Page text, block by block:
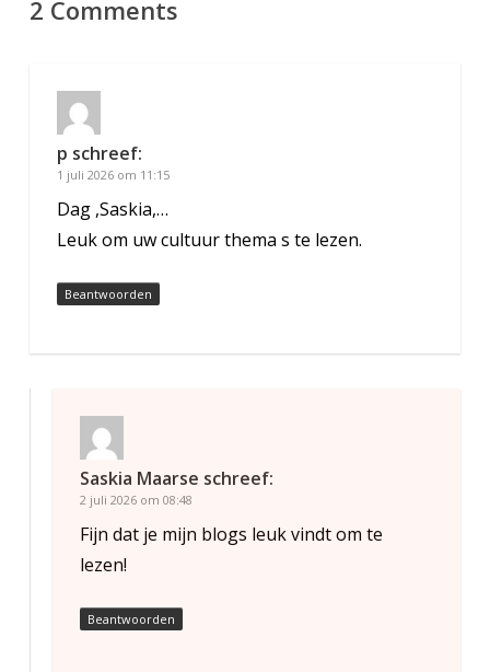
2 Comments
p schreef:
1 juli 2026 om 11:15
Dag ,Saskia,…
Leuk om uw cultuur thema s te lezen.
Beantwoorden
Saskia Maarse schreef:
2 juli 2026 om 08:48
Fijn dat je mijn blogs leuk vindt om te
lezen!
Beantwoorden